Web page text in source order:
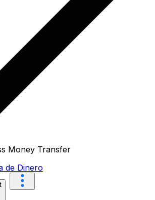
Money Transfer
de Dinero